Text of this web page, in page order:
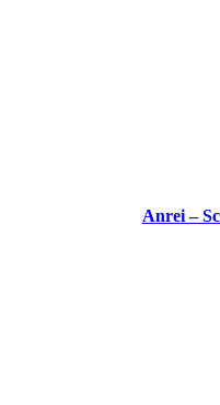
Anrei –